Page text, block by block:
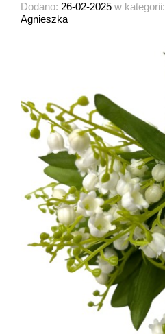
Dodano: 26-02-2025 w kategorii:
Agnieszka